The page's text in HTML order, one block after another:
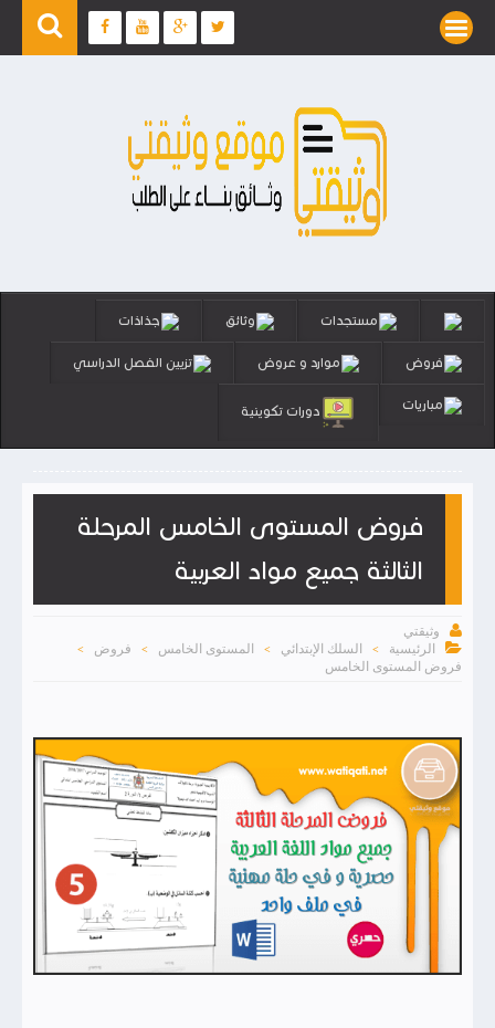
مستجدات وثائق جذاذات
فروض موارد و عروض تزيين الفصل الدراسي
مباريات دورات تكوينية
فروض المستوى الخامس المرحلة
الثالثة جميع مواد العربية

وثيقتي

الرئيسية > السلك الإبتدائي > المستوى الخامس > فروض >
فروض المستوى الخامس